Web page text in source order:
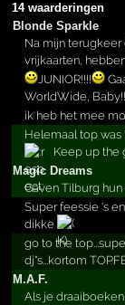
14 waarderingen
Blonde Sparkle
Na mijn
vrijkaarten,
JUNIOR!!!!
WorldWide,
ik heb het mee
Helemaal top was
Keep up the
Magic Dreams
Gaven Tilburg
Super feessie 's
dikke
go to the
dj"s...kortom
M.A.F.
Als je